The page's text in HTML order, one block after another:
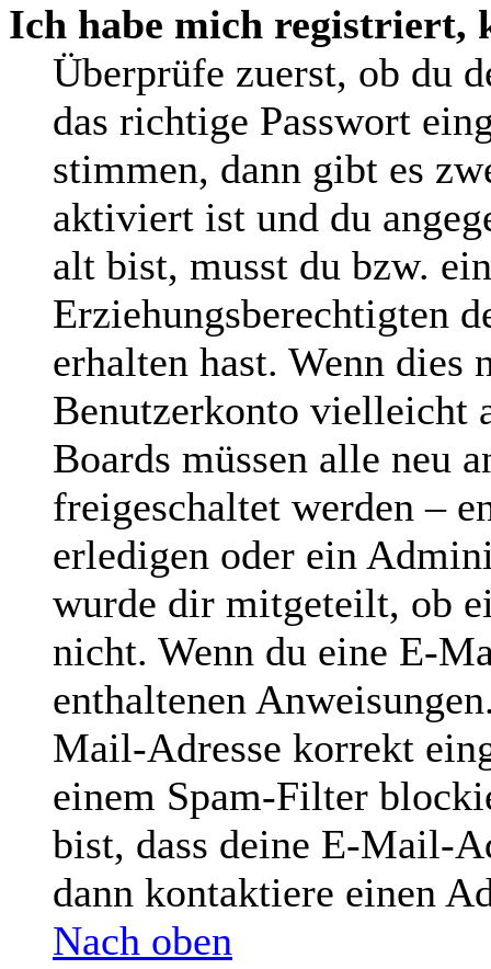
Ich habe mich registriert,
Überprüfe zuerst, ob du
das richtige Passwort
stimmen, dann gibt es
aktiviert ist und du
alt bist, musst du bzw.
Erziehungsberechtigten
erhalten hast. Wenn
Benutzerkonto vielleicht
Boards müssen alle neu
freigeschaltet werden –
erledigen oder ein
wurde dir mitgeteilt, ob
nicht. Wenn du eine E-
enthaltenen
Mail-Adresse korrekt
einem Spam-Filter
bist, dass deine E-Mail-
dann kontaktiere einen
Nach oben